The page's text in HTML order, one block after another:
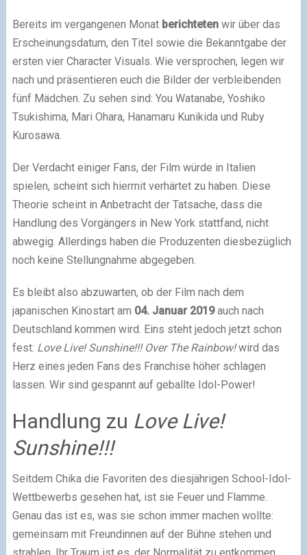
Bereits im vergangenen Monat berichtetenwir über das
Erscheinungsdatum, den Titel sowie die Bekanntgabe der
ersten vier Character Visuals. Wie versprochen, legen wir
nach und präsentieren euch die Bilder der verbleibenden
fünf Mädchen. Zu sehen sind: You Watanabe, Yoshiko
Tsukishima, Mari Ohara, Hanamaru Kunikida und Ruby
Kurosawa.
Der Verdacht einiger Fans, der Film würde in Italien
spielen, scheint sich hiermit verhärtet zu haben. Diese
Theorie scheint in Anbetracht der Tatsache, dass die
Handlung des Vorgängers in New York stattfand, nicht
abwegig. Allerdings haben die Produzenten diesbezüglich
noch keine Stellungnahme abgegeben.
Es bleibt also abzuwarten, ob der Film nach dem
japanischen Kinostart am 04. Januar 2019auch nach
Deutschland kommen wird. Eins steht jedoch jetzt schon
fest: Love Live! Sunshine!!! Over The Rainbow!wird das
Herz eines jeden Fans des Franchise höher schlagen
lassen. Wir sind gespannt auf geballte Idol-Power!
Handlung zu Love Live!
Sunshine!!!
Seitdem Chika die Favoriten des diesjährigen School-Idol-
Wettbewerbs gesehen hat, ist sie Feuer und Flamme.
Genau das ist es, was sie schon immer machen wollte:
gemeinsam mit Freundinnen auf der Bühne stehen und